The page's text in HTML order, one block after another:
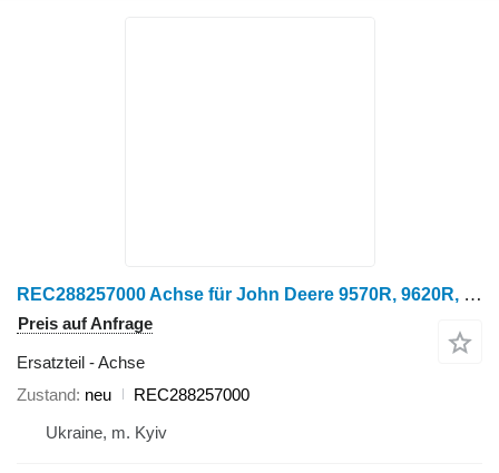
REC288257000 Achse für John Deere 9570R, 9620R, 9R 640 Traktor
Preis auf Anfrage
Ersatzteil - Achse
Zustand neu
REC288257000
Ukraine, m. Kyiv